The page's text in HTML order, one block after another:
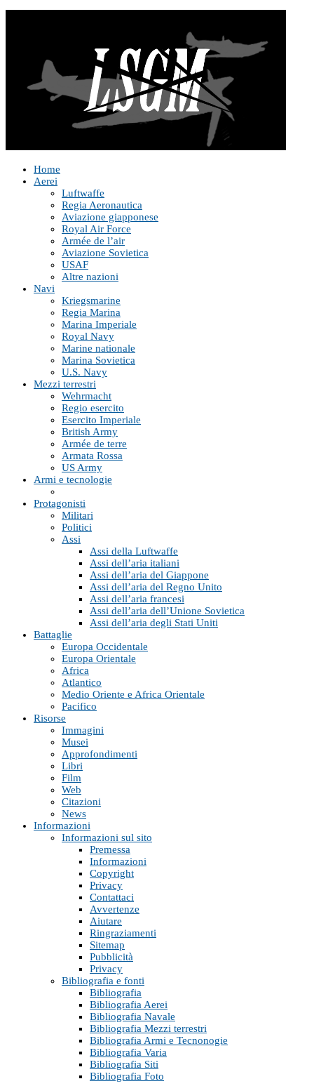
Home
Aerei
Luftwaffe
Regia Aeronautica
Aviazione giapponese
Royal Air Force
Armée de l’air
Aviazione Sovietica
USAF
Altre nazioni
Navi
Kriegsmarine
Regia Marina
Marina Imperiale
Royal Navy
Marine nationale
Marina Sovietica
U.S. Navy
Mezzi terrestri
Wehrmacht
Regio esercito
Esercito Imperiale
British Army
Armée de terre
Armata Rossa
US Army
Armi e tecnologie
Protagonisti
Militari
Politici
Assi
Assi della Luftwaffe
Assi dell’aria italiani
Assi dell’aria del Giappone
Assi dell’aria del Regno Unito
Assi dell’aria francesi
Assi dell’aria dell’Unione Sovietica
Assi dell’aria degli Stati Uniti
Battaglie
Europa Occidentale
Europa Orientale
Africa
Atlantico
Medio Oriente e Africa Orientale
Pacifico
Risorse
Immagini
Musei
Approfondimenti
Libri
Film
Web
Citazioni
News
Informazioni
Informazioni sul sito
Premessa
Informazioni
Copyright
Privacy
Contattaci
Avvertenze
Aiutare
Ringraziamenti
Sitemap
Pubblicità
Privacy
Bibliografia e fonti
Bibliografia
Bibliografia Aerei
Bibliografia Navale
Bibliografia Mezzi terrestri
Bibliografia Armi e Tecnonogie
Bibliografia Varia
Bibliografia Siti
Bibliografia Foto